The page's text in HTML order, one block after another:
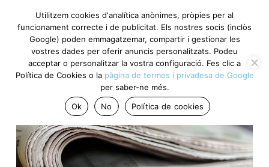
Utilitzem cookies d'analítica anònimes, pròpies per al
funcionament correcte i de publicitat. Els nostres socis (inclòs
Google) poden emmagatzemar, compartir i gestionar les
vostres dades per oferir anuncis personalitzats. Podeu
acceptar o personalitzar la vostra configuració. Fes clic a
Política de Cookies o la pàgina de termes i privadesa de Google
per saber-ne més.
Ok
No Política de cookies